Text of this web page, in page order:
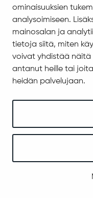
ominaisuuksien
analysoimiseen.
mainosalan ja
tietoja siitä, miten
voivat yhdistää
antanut heille tai
heidän palvelujaan.